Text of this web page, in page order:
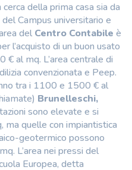
della prima casa sia da
Campus universitario e
del Centro Contabile è
l’acquisto di un buon usato
al mq. L’area centrale di
convenzionata e Peep.
tra i 1100 e 1500 € al
Brunelleschi,
sono elevate e si
quelle con impiantistica
geotermico possono
L’area nei pressi del
Europea, detta